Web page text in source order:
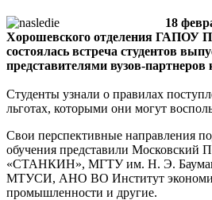
18
Хорошевского отделения ГАПОУ
состоялась встреча студентов
представителями вузов-партнеров
Студенты узнали о правилах
льготах, которыми они могут
Свои перспективные направления
обучения представили Московский
«СТАНКИН», МГТУ им. Н. Э.
МТУСИ, АНО ВО Институт
промышленности и другие.